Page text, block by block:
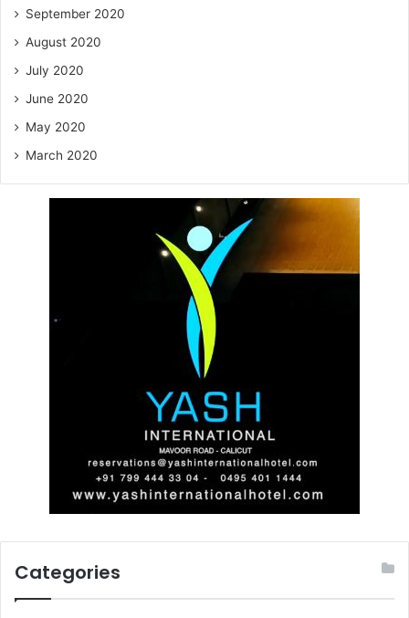
September 2020
August 2020
July 2020
June 2020
May 2020
March 2020
Categories